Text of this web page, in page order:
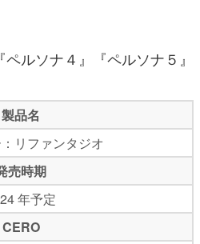
ルソナ４』『ペルソナ５』
製品名
リファンタジオ
売時期
年予定
CERO